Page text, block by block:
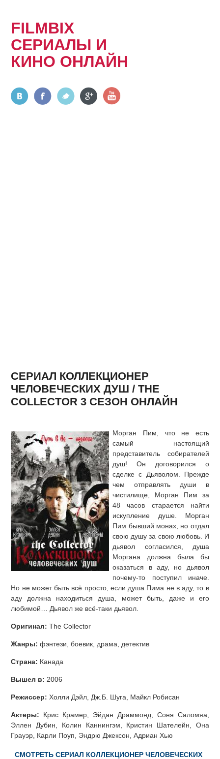
FILMBIX
СЕРИАЛЫ И
КИНО ОНЛАЙН
СЕРИАЛ КОЛЛЕКЦИОНЕР
ЧЕЛОВЕЧЕСКИХ ДУШ / THE
COLLECTOR 3 СЕЗОН ОНЛАЙН
Морган Пим, что не есть
самый настоящий
представитель собирателей
душ! Он договорился о
сделке с Дьяволом. Прежде
чем отправлять души в
чистилище, Морган Пим за
48 часов старается найти
искупление душе. Морган
Пим бывший монах, но отдал
свою душу за свою любовь. И
дьявол согласился, душа
Моргана должна была бы
оказаться в аду, но дьявол
почему-то поступил иначе.
Но не может быть всё просто, если душа Пима не в аду, то в
аду должна находиться душа, может быть, даже и его
любимой… Дьявол же всё-таки дьявол.
Оригинал: The Collector
Жанры: фэнтези, боевик, драма, детектив
Страна: Канада
Вышел в: 2006
Режиссер: Холли Дэйл, Дж.Б. Шуга, Майкл Робисан
Актеры: Крис Крамер, Эйдан Драммонд, Соня Саломяа,
Эллен Дубин, Колин Каннингэм, Кристин Шателейн, Она
Грауэр, Карли Поуп, Эндрю Джексон, Адриан Хью
СМОТРЕТЬ СЕРИАЛ КОЛЛЕКЦИОНЕР ЧЕЛОВЕЧЕСКИХ